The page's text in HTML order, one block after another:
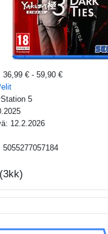
36,99 € - 59,90 €
5
12.2.2026
5055277057184